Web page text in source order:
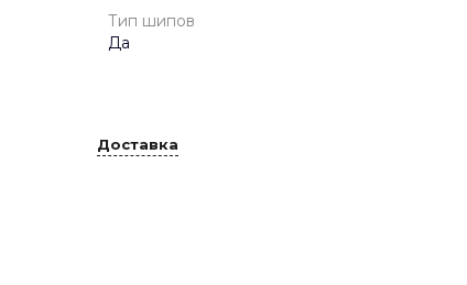
Тип шипов
Да
Доставка